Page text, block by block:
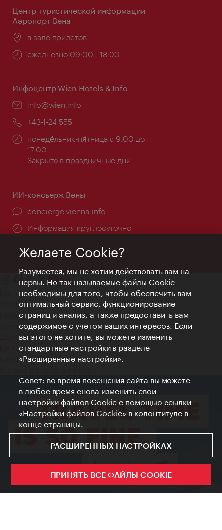
Центр туристической информации
Аэропорт Вена
Расположение:
в зале прилетов
Часы
ежедневно 09:00 - 18:00
Инфоцентр Wien Hotels & Info
Эл.
info@wien.info
Телефон:
+43-1-24 555
Часы
работы:
понеде́льник-пя́тница с 9:00 до
17:00
Закрыто в праздничные дни
ИИ-консьерж Вены
concierge.vienna.info
Информация круглосуточно
Контакт
Credits
Положение о конфиденциальности
Terms of Use
Доступность
Контакты для прессы
Настройки файлов Cookie
Желаете Cookie?
Разумеется, мы не хотим действовать вам на
нервы. Но так называемые файлы Cookie
необходимы для того, чтобы обеспечить вам
оптимальный сервис, функционирование
страниц и анализ, а также предоставить вам
содержимое с учетом ваших интересов. Если
вы этого не хотите, вы можете изменить
стандартные настройки в разделе
«Расширенные настройки».
Совет: во время посещения сайта вы можете
в любое время снова изменить свои
настройки файлов Cookie с помощью ссылки
«Настройки файлов Cookie» в колонтитуле в
конце страницы.
РАСШИРЕННЫХ НАСТРОЙКАХ
ПРИНЯТЬ ВСЕ ФАЙЛЫ COOKIE